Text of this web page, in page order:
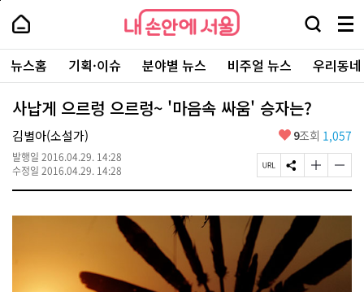
본
로
가
내
손
안
에
서
울
-
서
울
시
대
표
소
포
내
손
에
울
검
창
열
기
메
뉴
전
체
보
주
요
서
뉴스홈 기획·이슈 분야별 뉴스 비주얼 뉴스 우리동
사납게 으르렁 으르렁~ '마음속 싸움' 승자는?
김별아(소설가)
발행일 2016.04.29. 14:28
수정일 2016.04.29. 14:28
좋
요
9조회 1,057
페
이
U
복
사
S
N
공
유
하
기
글
자
기
크
변
하
글
자
기
게
변
경
페
상
단
로